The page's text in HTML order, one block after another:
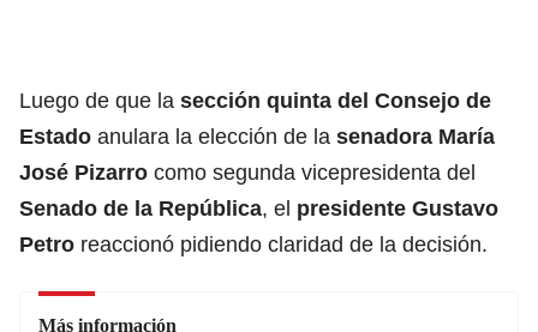
Luego de que la sección quinta del Consejo de
Estado anulara la elección de la senadora María
José Pizarro como segunda vicepresidenta del
Senado de la República, el presidente Gustavo
Petro reaccionó pidiendo claridad de la decisión.
Más información